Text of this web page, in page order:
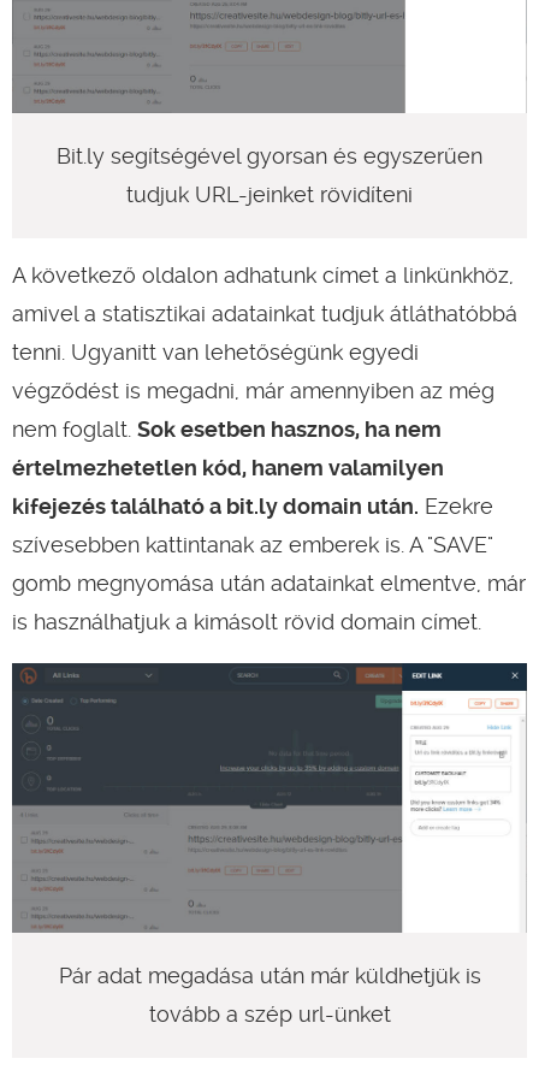
Bit.ly segítségével gyorsan és egyszerűen
tudjuk URL-jeinket rövidíteni
A következő oldalon adhatunk címet a linkünkhöz,
amivel a statisztikai adatainkat tudjuk átláthatóbbá
tenni. Ugyanitt van lehetőségünk egyedi
végződést is megadni, már amennyiben az még
nem foglalt. Sok esetben hasznos, ha nem
értelmezhetetlen kód, hanem valamilyen
kifejezés található a bit.ly domain után. Ezekre
szívesebben kattintanak az emberek is. A "SAVE"
gomb megnyomása után adatainkat elmentve, már
is használhatjuk a kimásolt rövid domain címet.
Pár adat megadása után már küldhetjük is
tovább a szép url-ünket